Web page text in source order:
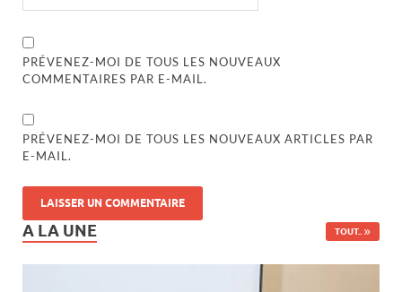
PRÉVENEZ-MOI DE TOUS LES NOUVEAUX
COMMENTAIRES PAR E-MAIL.
PRÉVENEZ-MOI DE TOUS LES NOUVEAUX ARTICLES PAR
E-MAIL.
A LA UNE TOUT..